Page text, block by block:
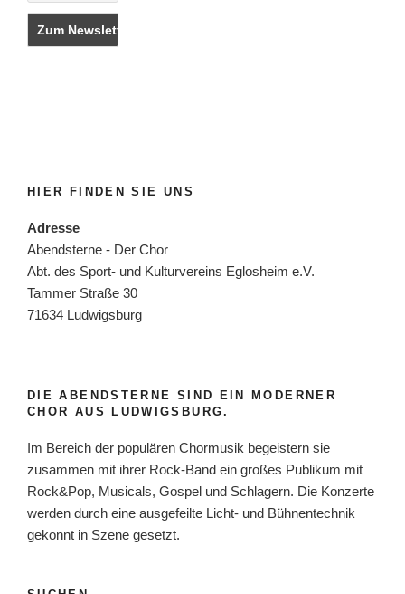
HIER FINDEN SIE UNS
Adresse
Abendsterne - Der Chor
Abt. des Sport- und Kulturvereins Eglosheim e.V.
Tammer Straße 30
71634 Ludwigsburg
DIE ABENDSTERNE SIND EIN MODERNER
CHOR AUS LUDWIGSBURG.
Im Bereich der populären Chormusik begeistern sie
zusammen mit ihrer Rock-Band ein großes Publikum mit
Rock&Pop, Musicals, Gospel und Schlagern. Die Konzerte
werden durch eine ausgefeilte Licht- und Bühnentechnik
gekonnt in Szene gesetzt.